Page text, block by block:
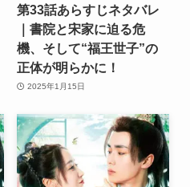
第33話あらすじネタバレ
｜書院と宋家に迫る危
機、そして“福王世子”の
正体が明らかに！
2025年1月15日